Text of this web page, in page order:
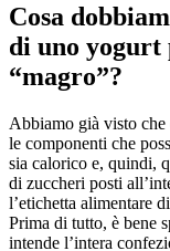
Cosa
di uno yogurt
“magro”?
Abbiamo già visto
le componenti che
sia calorico e, quindi,
di zuccheri posti
l’etichetta alimentare
Prima di tutto, è bene
intende l’intera